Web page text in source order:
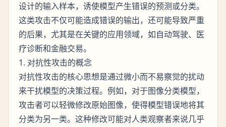
设计的输入样本，诱使模型产生错误的预测或分类。
这类攻击不仅可能造成错误的输出，还可能导致严重
的后果，尤其是在关键的应用领域，如自动驾驶、医
疗诊断和金融交易。
1. 对抗性攻击的概念
对抗性攻击的核心思想是通过微小而不易察觉的扰动
来干扰模型的决策过程。例如，对于图像分类模型，
攻击者可以轻微修改原始图像，使得模型错误地将其
分类为另一类。这种修改可能对人类观察者来说几乎